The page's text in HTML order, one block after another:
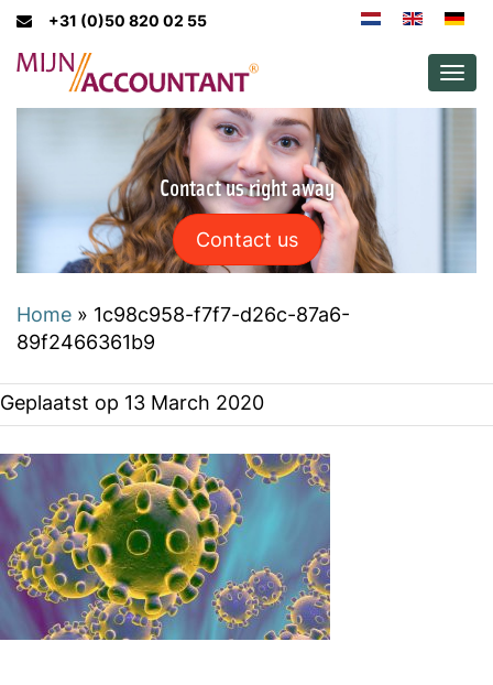
+31 (0)50 820 02 55
Contact us right away
Contact us
Home » 1c98c958-f7f7-d26c-87a6-
89f2466361b9
Geplaatst op 13 March 2020